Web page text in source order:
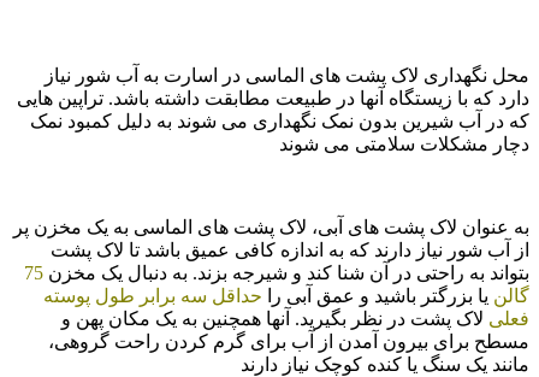
محل نگهداری لاک پشت های الماسی در اسارت به آب شور نیاز
دارد که با زیستگاه آنها در طبیعت مطابقت داشته باشد. تراپین هایی
که در آب شیرین بدون نمک نگهداری می شوند به دلیل کمبود نمک
دچار مشکلات سلامتی می شوند
به عنوان لاک پشت های آبی، لاک پشت های الماسی به یک مخزن پر
از آب شور نیاز دارند که به اندازه کافی عمیق باشد تا لاک پشت
بتواند به راحتی در آن شنا کند و شیرجه بزند. به دنبال یک مخزن 75
گالن یا بزرگتر باشید و عمق آبی را
حداقل سه برابر طول پوسته
فعلی لاک پشت در نظر بگیرید. آنها همچنین به یک مکان پهن و
مسطح برای بیرون آمدن از آب برای گرم کردن راحت گروهی،
مانند یک سنگ یا کنده کوچک نیاز دارند